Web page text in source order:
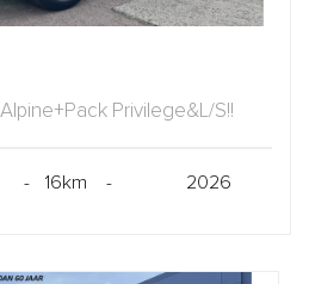
Privilege&L/S!!
- 16km - 2026